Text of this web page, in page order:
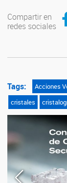
Compartir en
redes sociales
Tags: Acciones
cristales